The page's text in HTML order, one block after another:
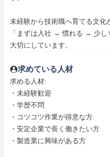
未経験から技術職へ育てる文化
「まずは入社 → 慣れる → 少し
大切にしています。
求めている人材
求める人材:
・未経験歓迎
・学歴不問
・コツコツ作業が得意な方
・安定企業で長く働きたい方
・製造業に興味がある方